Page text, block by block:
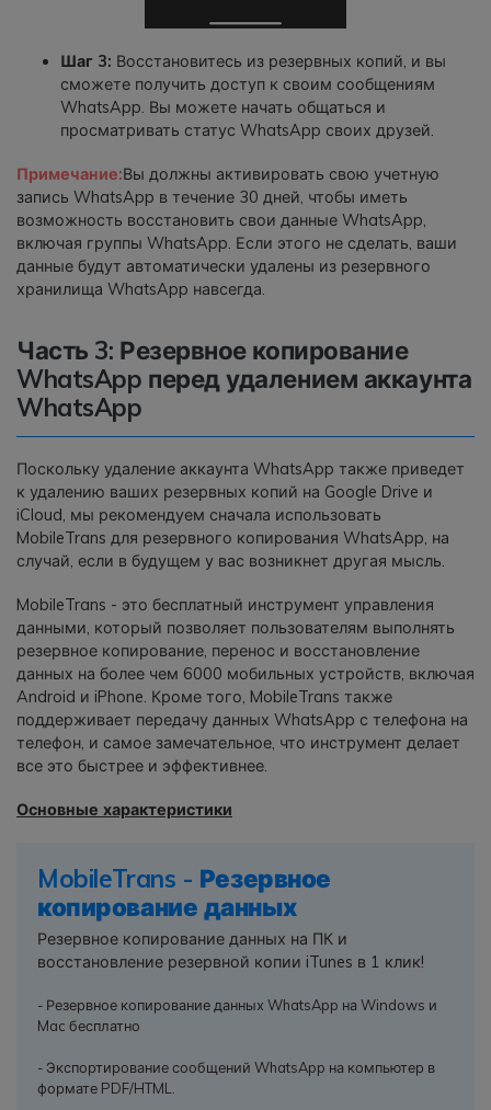
Шаг 3: Восстановитесь из резервных копий, и вы
сможете получить доступ к своим сообщениям
WhatsApp. Вы можете начать общаться и
просматривать статус WhatsApp своих друзей.
Примечание:Вы должны активировать свою учетную
запись WhatsApp в течение 30 дней, чтобы иметь
возможность восстановить свои данные WhatsApp,
включая группы WhatsApp. Если этого не сделать, ваши
данные будут автоматически удалены из резервного
хранилища WhatsApp навсегда.
Часть 3: Резервное копирование
WhatsApp перед удалением аккаунта
WhatsApp
Поскольку удаление аккаунта WhatsApp также приведет
к удалению ваших резервных копий на Google Drive и
iCloud, мы рекомендуем сначала использовать
MobileTrans для резервного копирования WhatsApp, на
случай, если в будущем у вас возникнет другая мысль.
MobileTrans - это бесплатный инструмент управления
данными, который позволяет пользователям выполнять
резервное копирование, перенос и восстановление
данных на более чем 6000 мобильных устройств, включая
Android и iPhone. Кроме того, MobileTrans также
поддерживает передачу данных WhatsApp с телефона на
телефон, и самое замечательное, что инструмент делает
все это быстрее и эффективнее.
Основные характеристики
MobileTrans - Резервное
копирование данных
Резервное копирование данных на ПК и
восстановление резервной копии iTunes в 1 клик!
- Резервное копирование данных WhatsApp на Windows и
Mac бесплатно
- Экспортирование сообщений WhatsApp на компьютер в
формате PDF/HTML.